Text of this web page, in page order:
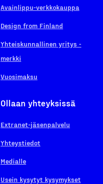
Avainlippu-verkkokauppa
Design from Finland
Yhteiskunnallinen yritys -
merkki
Vuosimaksu
Ollaan yhteyksissä
Extranet-jäsenpalvelu
Yhteystiedot
Medialle
Usein kysytyt kysymykset